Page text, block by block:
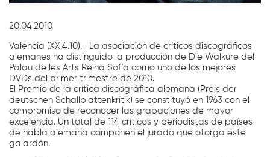
20.04.2010
Valencia (XX.4.10).- La asociación de críticos discográficos
alemanes ha distinguido la producción de Die Walküre del
Palau de les Arts Reina Sofía como uno de los mejores
DVDs del primer trimestre de 2010.
El Premio de la crítica discográfica alemana (Preis der
deutschen Schallplattenkritik) se constituyó en 1963 con el
compromiso de reconocer las grabaciones de mayor
excelencia. Un total de 114 críticos y periodistas de países
de habla alemana componen el jurado que otorga este
galardón.